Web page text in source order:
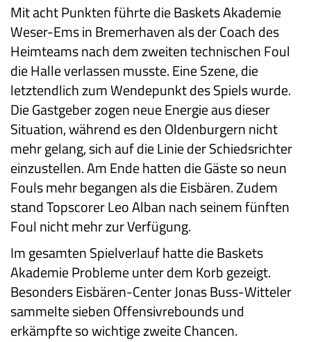
Mit acht Punkten führte die Baskets Akademie
Weser-Ems in Bremerhaven als der Coach des
Heimteams nach dem zweiten technischen Foul
die Halle verlassen musste. Eine Szene, die
letztendlich zum Wendepunkt des Spiels wurde.
Die Gastgeber zogen neue Energie aus dieser
Situation, während es den Oldenburgern nicht
mehr gelang, sich auf die Linie der Schiedsrichter
einzustellen. Am Ende hatten die Gäste so neun
Fouls mehr begangen als die Eisbären. Zudem
stand Topscorer Leo Alban nach seinem fünften
Foul nicht mehr zur Verfügung.
Im gesamten Spielverlauf hatte die Baskets
Akademie Probleme unter dem Korb gezeigt.
Besonders Eisbären-Center Jonas Buss-Witteler
sammelte sieben Offensivrebounds und
erkämpfte so wichtige zweite Chancen.